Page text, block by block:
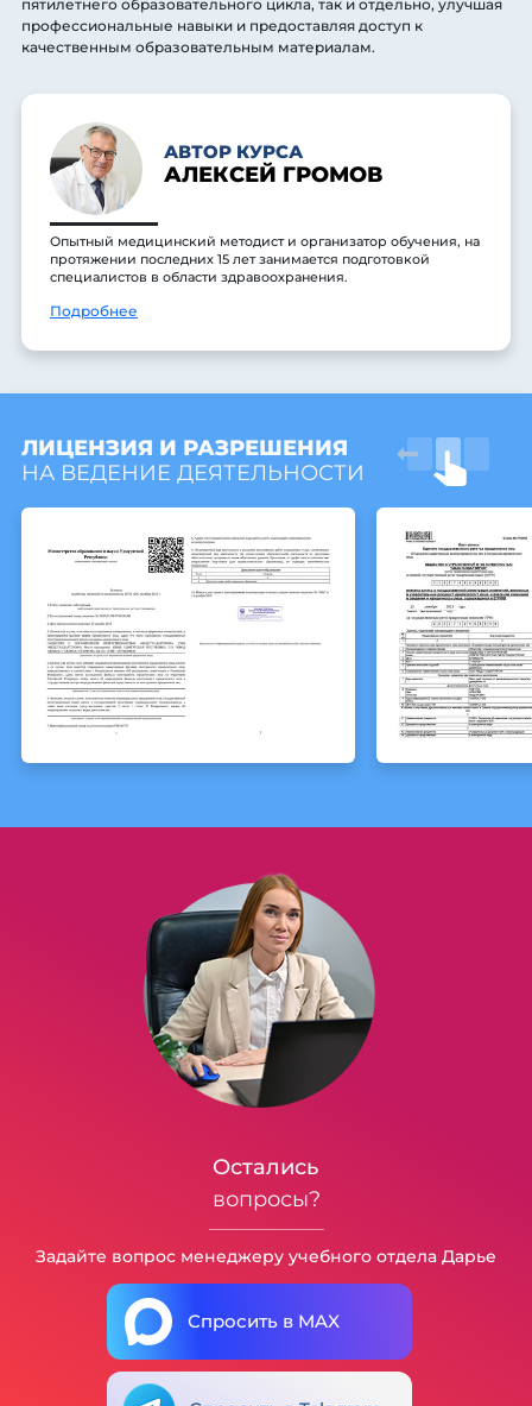
пятилетнего образовательного цикла, так и отдельно, улучшая
профессиональные навыки и предоставляя доступ к
качественным образовательным материалам.
АВТОР КУРСА
АЛЕКСЕЙ ГРОМОВ
Опытный медицинский методист и организатор обучения, на
протяжении последних 15 лет занимается подготовкой
специалистов в области здравоохранения.
Подробнее
ЛИЦЕНЗИЯ И РАЗРЕШЕНИЯ
НА ВЕДЕНИЕ ДЕЯТЕЛЬНОСТИ
Остались
вопросы?
Задайте вопрос менеджеру учебного отдела Дарье
Спросить в MAX